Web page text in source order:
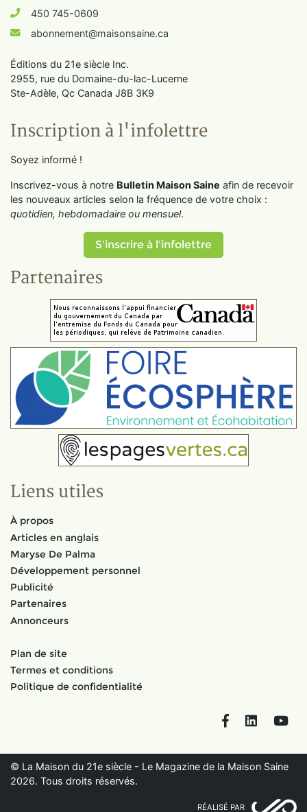
450 745-0609
abonnement@maisonsaine.ca
Éditions du 21e siècle Inc.
2955, rue du Domaine-du-lac-Lucerne
Ste-Adèle, Qc Canada J8B 3K9
Inscription à l'infolettre
Soyez informé !
Inscrivez-vous à notre Bulletin Maison Saine afin de recevoir
les nouveaux articles selon la fréquence de votre choix :
quotidien, hebdomadaire ou mensuel.
S'inscrire à l'infolettre
Partenaires
Liens utiles
À propos
Articles en anglais
Maryse De Palma
Développement personnel
Publicité
Partenaires
Annonceurs
Plan de site
Termes et conditions
Politique de confidentialité
FacebookLinkedIn
© La Maison du 21e siècle - Le Magazine de la Maison Saine
2026. Tous droits réservés.
RÉALISÉ PAR